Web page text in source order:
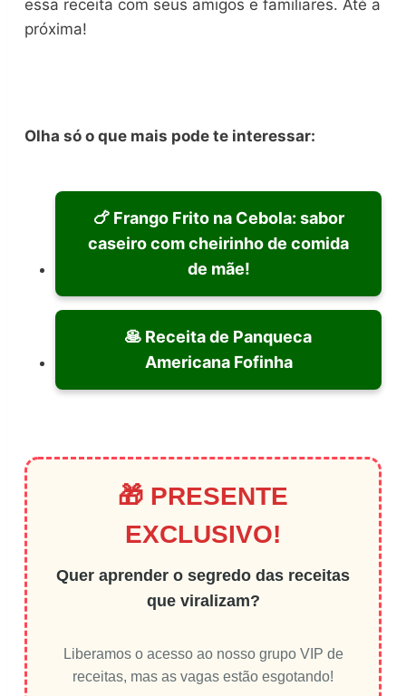
essa receita com seus amigos e familiares. Até a
próxima!
Olha só o que mais pode te interessar:
🍗 Frango Frito na Cebola: sabor
caseiro com cheirinho de comida
de mãe!
🥞 Receita de Panqueca
Americana Fofinha
🎁 PRESENTE
EXCLUSIVO!
Quer aprender o segredo das receitas
que viralizam?
Liberamos o acesso ao nosso grupo VIP de
receitas, mas as vagas estão esgotando!